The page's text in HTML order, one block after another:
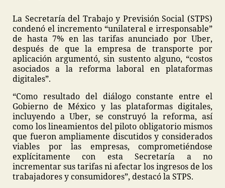
La Secretaría del Trabajo y Previsión Social (STPS)
condenó el incremento “unilateral e irresponsable”
de hasta 7% en las tarifas anunciado por Uber,
después de que la empresa de transporte por
aplicación argumentó, sin sustento alguno, “costos
asociados a la reforma laboral en plataformas
digitales”.
“Como resultado del diálogo constante entre el
Gobierno de México y las plataformas digitales,
incluyendo a Uber, se construyó la reforma, así
como los lineamientos del piloto obligatorio mismos
que fueron ampliamente discutidos y considerados
viables por las empresas, comprometiéndose
explícitamente con esta Secretaría a no
incrementar sus tarifas ni afectar los ingresos de los
trabajadores y consumidores”, destacó la STPS.